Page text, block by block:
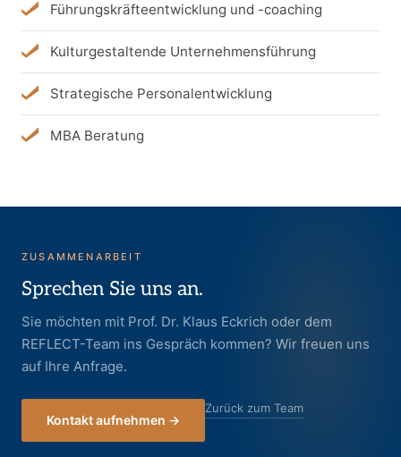
Führungskräfteentwicklung und -coaching
Kulturgestaltende Unternehmensführung
Strategische Personalentwicklung
MBA Beratung
ZUSAMMENARBEIT
Sprechen Sie uns an.
Sie möchten mit Prof. Dr. Klaus Eckrich oder dem
REFLECT-Team ins Gespräch kommen? Wir freuen uns
auf Ihre Anfrage.
Kontakt aufnehmen →
Zurück zum Team